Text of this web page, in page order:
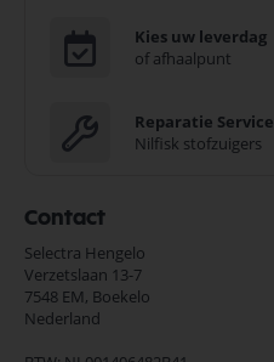
Kies uw leverdag
of afhaalpunt
Reparatie Service
Nilfisk stofzuigers
Contact
Selectra Hengelo
Verzetslaan 13-7
7548 EM, Boekelo
Nederland